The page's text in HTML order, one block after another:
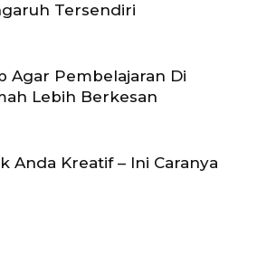
Tersendiri
Agar Pembelajaran Di
Lebih Berkesan
Anda Kreatif – Ini Caranya